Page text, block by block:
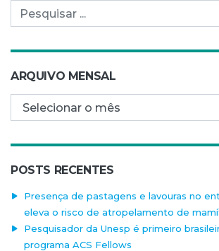
Pesquisar por:
ARQUIVO MENSAL
Arquivo mensal
POSTS RECENTES
Presença de pastagens e lavouras no
eleva o risco de atropelamento de
Pesquisador da Unesp é primeiro
programa ACS Fellows